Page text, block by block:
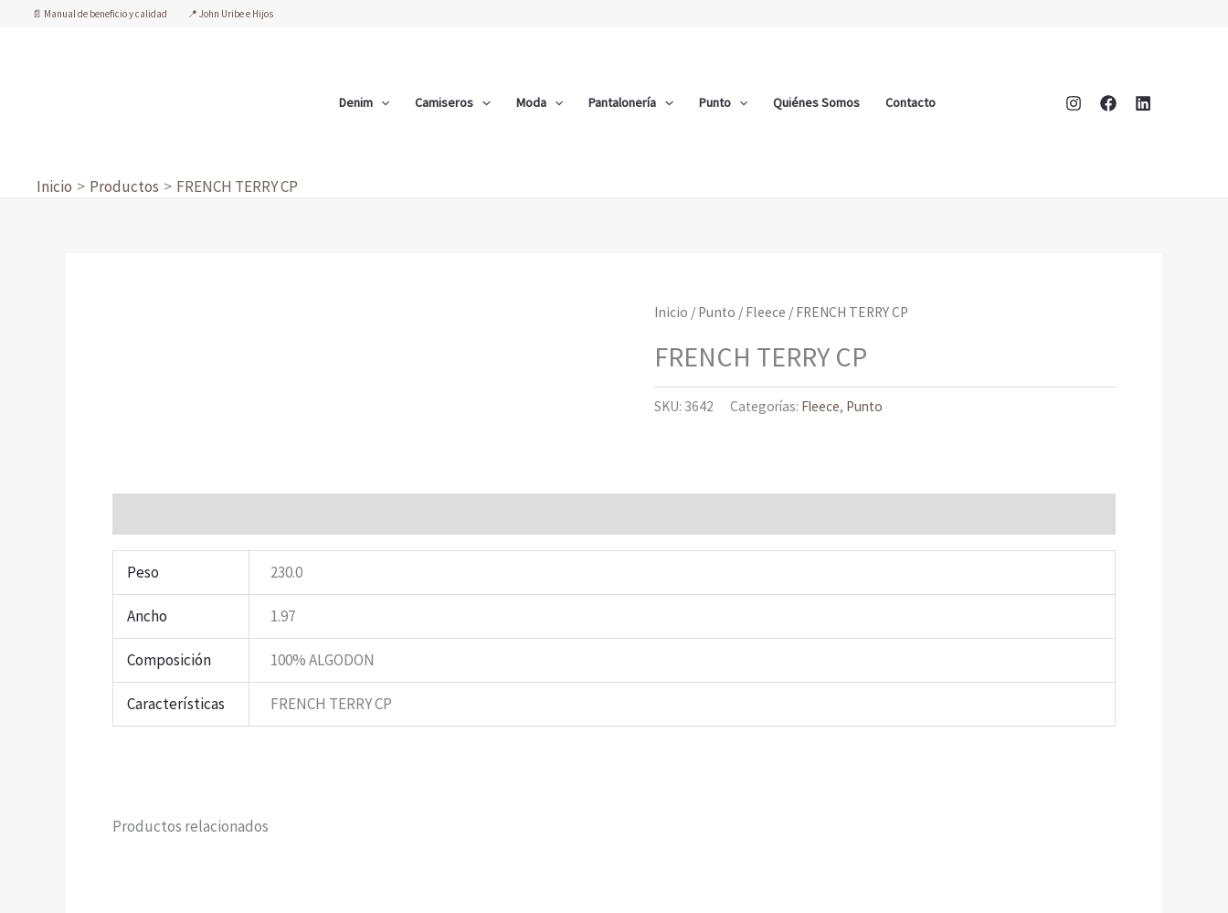
📄 Manual de beneficio y calidad 📍 John Uribe e Hijos
Denim Camiseros Moda Pantalonería Punto Quiénes Somos Contacto
Inicio Productos FRENCH TERRY CP
Inicio / Punto / Fleece / FRENCH TERRY CP
FRENCH TERRY CP
SKU: 3642 Categorías: Fleece, Punto
Peso 230.0
Ancho 1.97
Composición 100% ALGODON
Características FRENCH TERRY CP
Productos relacionados